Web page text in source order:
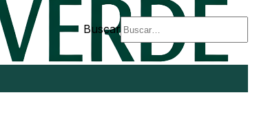
Buscar